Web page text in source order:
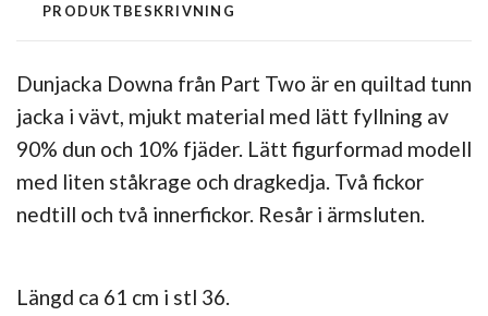
PRODUKTBESKRIVNING
Dunjacka Downa från Part Two är en quiltad tunn
jacka i vävt, mjukt material med lätt fyllning av
90% dun och 10% fjäder. Lätt figurformad modell
med liten ståkrage och dragkedja. Två fickor
nedtill och två innerfickor. Resår i ärmsluten.
Längd ca 61 cm i stl 36.